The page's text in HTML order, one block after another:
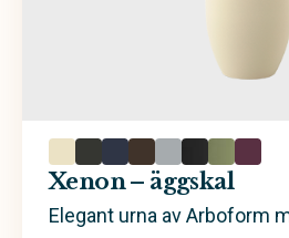
Xenon – äggskal
Elegant urna av Arboform